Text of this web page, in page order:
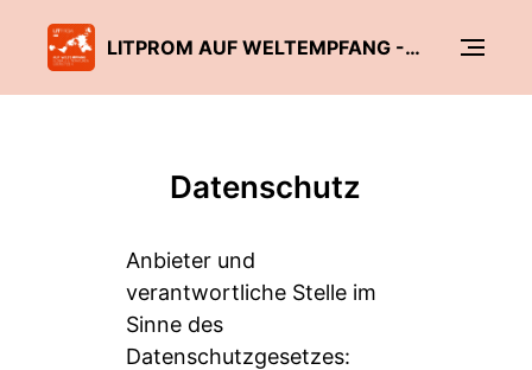
LITPROM AUF WELTEMPFANG - GLOBALE LITERATUREN ÜBERSETZEN
Datenschutz
Anbieter und
verantwortliche Stelle im
Sinne des
Datenschutzgesetzes: